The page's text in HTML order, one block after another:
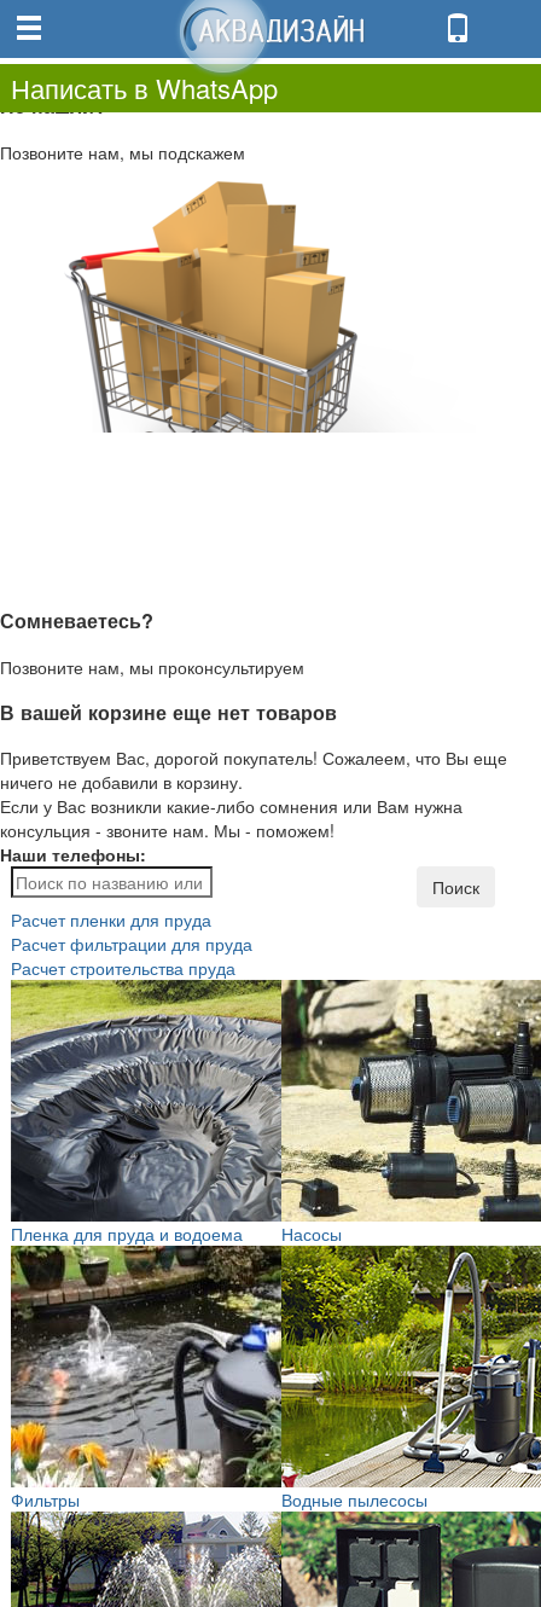
0.00
0
Не нашли?
Позвоните нам, мы подскажем
Сомневаетесь?
Позвоните нам, мы проконсультируем
В вашей корзине еще нет товаров
Приветствуем Вас, дорогой покупатель! Сожалеем, что Вы еще
ничего не добавили в корзину.
Если у Вас возникли какие-либо сомнения или Вам нужна
консульция - звоните нам. Мы - поможем!
Наши телефоны:
Написать в WhatsApp
Поиск
Расчет пленки для пруда
Расчет фильтрации для пруда
Расчет строительства пруда
Пленка для пруда и водоема Насосы
Фильтры Водные пылесосы